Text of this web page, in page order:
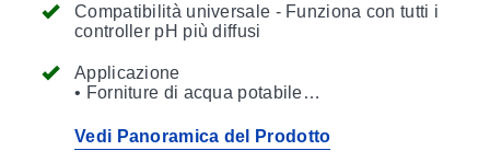
Compatibilità universale - Funziona con tutti i
controller pH più diffusi
Applicazione
• Forniture di acqua potabile
• Acquari di acqua dolce e salata
• Acque reflue trattate secondariamente
Vedi Panoramica del Prodotto